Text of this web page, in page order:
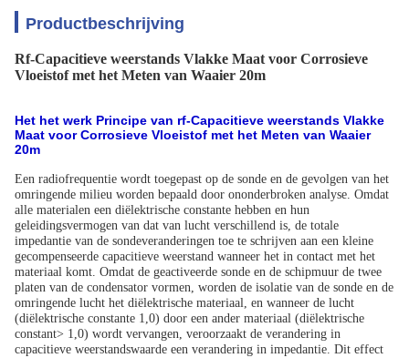
Productbeschrijving
Rf-Capacitieve weerstands Vlakke Maat voor Corrosieve
Vloeistof met het Meten van Waaier 20m
Het het werk Principe van rf-Capacitieve weerstands Vlakke
Maat voor Corrosieve Vloeistof met het Meten van Waaier
20m
Een radiofrequentie wordt toegepast op de sonde en de gevolgen van het
omringende milieu worden bepaald door ononderbroken analyse. Omdat
alle materialen een diëlektrische constante hebben en hun
geleidingsvermogen van dat van lucht verschillend is, de totale
impedantie van de sondeveranderingen toe te schrijven aan een kleine
gecompenseerde capacitieve weerstand wanneer het in contact met het
materiaal komt. Omdat de geactiveerde sonde en de schipmuur de twee
platen van de condensator vormen, worden de isolatie van de sonde en de
omringende lucht het diëlektrische materiaal, en wanneer de lucht
(diëlektrische constante 1,0) door een ander materiaal (diëlektrische
constant> 1,0) wordt vervangen, veroorzaakt de verandering in
capacitieve weerstandswaarde een verandering in impedantie. Dit effect